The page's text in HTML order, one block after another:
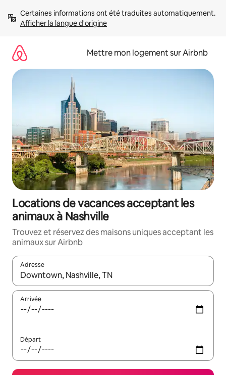
directement
Afficher la langue d'origine
Mettre mon logement sur Airbnb
Locations de vacances acceptant les
animaux à Nashville
Trouvez et réservez des maisons uniques acceptant les
animaux sur Airbnb
Adresse
Lorsque les résultats s'affichent, utilisez les flèches vers le
Arrivée
Départ